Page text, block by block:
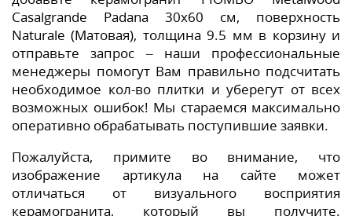
Casalgrande Padana 30x60 см, поверхность
Naturale (Матовая), толщина 9.5 мм в корзину и
отправьте запрос – наши профессиональные
менеджеры помогут Вам правильно подсчитать
необходимое кол-во плитки и уберегут от всех
возможных ошибок! Мы стараемся максимально
оперативно обрабатывать поступившие заявки.
Пожалуйста, примите во внимание, что
изображение артикула на сайте может
отличаться от визуального восприятия
керамогранита, который вы получите.